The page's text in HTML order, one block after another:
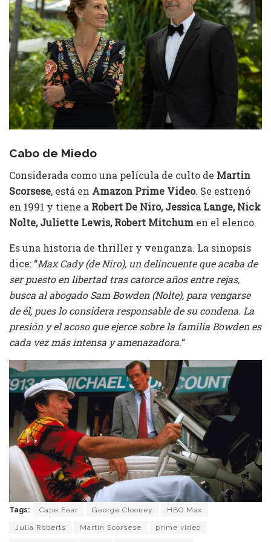
Cabo de Miedo
Considerada como una película de culto de Martin
Scorsese, está en Amazon Prime Video. Se estrenó
en 1991 y tiene a Robert De Niro, Jessica Lange, Nick
Nolte, Juliette Lewis, Robert Mitchum en el elenco.
Es una historia de thriller y venganza. La sinopsis
dice: “Max Cady (de Niro), un delincuente que acaba de
ser puesto en libertad tras catorce años entre rejas,
busca al abogado Sam Bowden (Nolte), para vengarse
de él, pues lo considera responsable de su condena. La
presión y el acoso que ejerce sobre la familia Bowden es
cada vez más intensa y amenazadora.“
Tags: Cape Fear George Clooney HBO Max
Julia Roberts Martin Scorsese prime video